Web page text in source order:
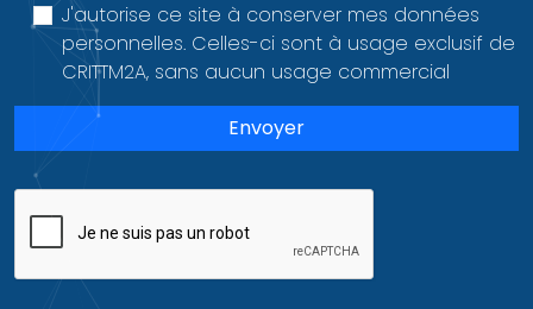
J'autorise ce site à conserver mes données
personnelles. Celles-ci sont à usage exclusif de
CRITTM2A, sans aucun usage commercial